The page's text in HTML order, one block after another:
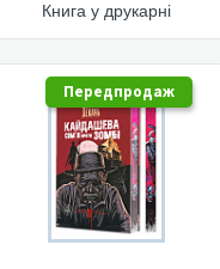
Книга у друкарні
Передпродаж